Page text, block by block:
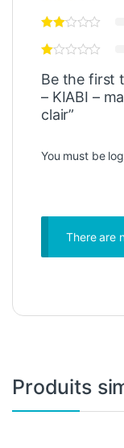
Be the first
– KIABI –
clair”
You must be
There are
Produits